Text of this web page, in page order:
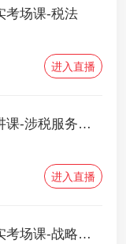
考场课-税法
进入直播
2026年税务师教材精讲课-涉税服务实务
进入直播
2026年注册会计师真实考场课-战略与风险管理